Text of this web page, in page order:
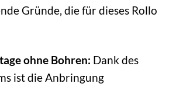
Gründe, die für dieses Rollo
ohne Bohren: Dank des
ist die Anbringung